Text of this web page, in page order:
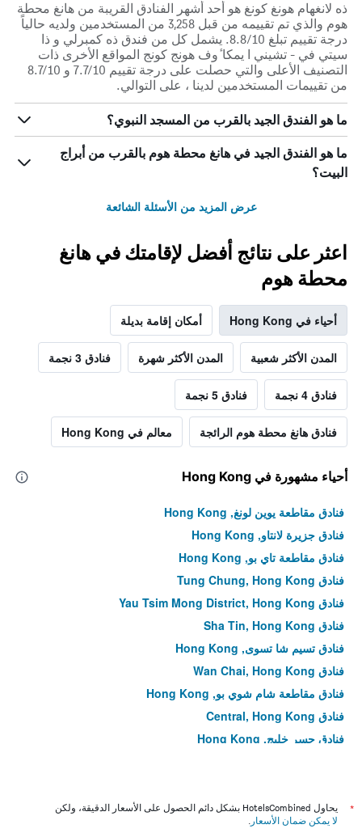
ذه لانغهام هونغ كونغ هو أحد أشهر الفنادق القريبة من هانغ محطة
هوم والذي تم تقييمه من قبل 3,258 من المستخدمين ولديه حالياً
درجة تقييم تبلغ 8.8/10. يشمل كل من فندق ذه كمبرلي و ذا
سيتي في - تشيني ا يمكا ٔوف هونج كونج المواقع الأخرى ذات
التصنيف الأعلى والتي حصلت على درجة تقييم 7.7/10 و 8.7/10
من تقييمات المستخدمين لدينا ، على التوالي.
ما هو الفندق الجيد بالقرب من المسجد النبوي؟
ما هو الفندق الجيد في هانغ محطة هوم بالقرب من أبراج
البيت؟
عرض المزيد من الأسئلة الشائعة
اعثر على نتائج أفضل لإقامتك في هانغ
محطة هوم
أحياء في Hong Kong أمكان إقامة بديلة
المدن الأكثر شعبية المدن الأكثر شهرة فنادق 3 نجمة
فنادق 4 نجمة فنادق 5 نجمة
فنادق هانغ محطة هوم الرائجة معالم في Hong Kong
أحياء مشهورة في Hong Kong
فنادق مقاطعة يوين لونغ, Hong Kong
فنادق جزيرة لانتاو, Hong Kong
فنادق مقاطعة تاي بو, Hong Kong
فنادق Tung Chung, Hong Kong
فنادق Yau Tsim Mong District, Hong Kong
فنادق Sha Tin, Hong Kong
فنادق تسيم شا تسوى, Hong Kong
فنادق Wan Chai, Hong Kong
فنادق مقاطعة شام شوي بو, Hong Kong
فنادق Central, Hong Kong
فنادق جسر خليج, Hong Kong
فنادق Tin Hau, Hong Kong
فنادق Hung Hom, Hong Kong
*
يحاول HotelsCombined بشكل دائم الحصول على الأسعار الدقيقة، ولكن
لا يمكن ضمان الأسعار .